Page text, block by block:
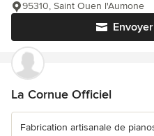
95310, Saint Ouen l'Aumone
La Cornue Officiel
Fabrication artisanale de